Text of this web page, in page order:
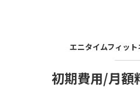
エニタイムフィット
初期費用/月額